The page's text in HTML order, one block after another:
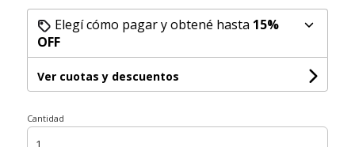
Elegí cómo pagar y obtené hasta 15%
OFF
Ver cuotas y descuentos
Cantidad